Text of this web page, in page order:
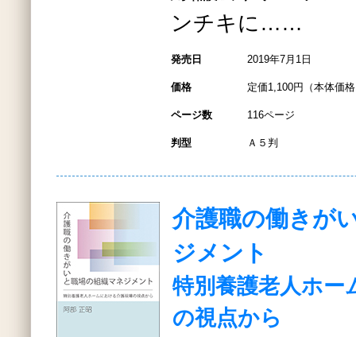
ンチキに……
発売日 2019年7月1日
価格 定価1,100円（本体価
ページ数 116ページ
判型 Ａ５判
介護職の働きが
ジメント
特別養護老人ホー
の視点から